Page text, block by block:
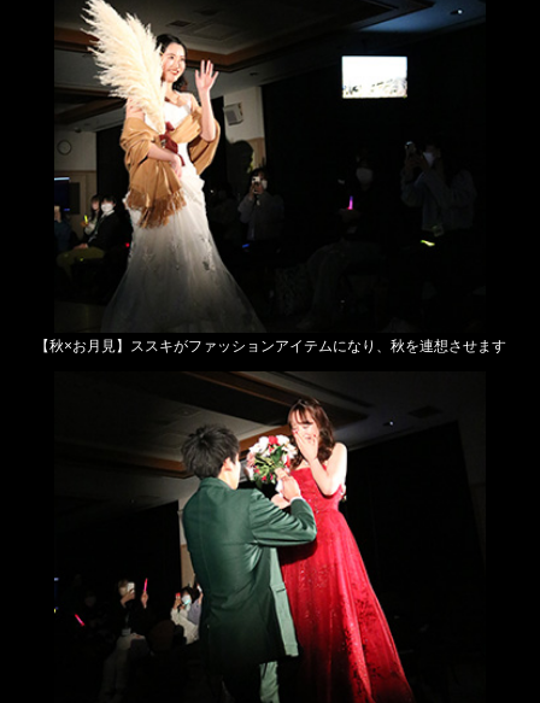
【秋×お月見】ススキがファッションアイテムになり、 秋を連想させます